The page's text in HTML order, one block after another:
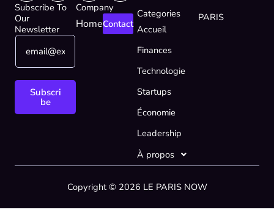
Subscribe To
Our
Newsletter
*
m
a
E
l
E
a
Subscri
be
Company
HomeContact
Categories
Accueil
Finances
Technologie
Startups
Économie
Leadership
À propos
PARIS
Copyright © 2026 LE PARIS NOW